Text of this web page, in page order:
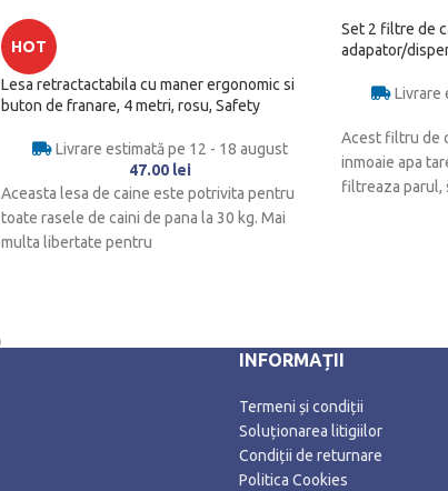
HOT
Lesa retractactabila cu maner ergonomic si
buton de franare, 4 metri, rosu, Safety
Livrare estimată pe 12 - 18 august
47.00 lei
Aceasta lesa de caine este potrivita pentru
toate rasele de caini de pana la 30 kg. Mai
multa libertate pentru
Set 2 filtre de
adapator/
Livrare
Acest filtru de
inmoaie apa
filtreaza parul,
INFORMAȚII
Termeni și condiții
Soluționarea litigiilor
Condiții de returnare
Politica Cookies